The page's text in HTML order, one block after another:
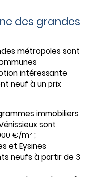
des grandes
métropoles sont
intéressante
neuf à un prix
immobiliers
sont
€/m² ;
et Eysines
neufs à partir de 3